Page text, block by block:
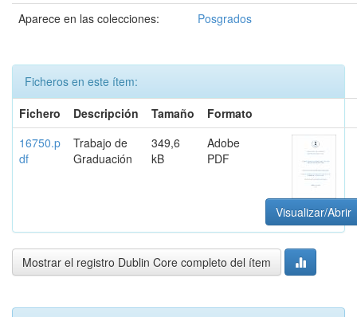
Aparece en las colecciones:
Posgrados
Ficheros en este ítem:
Fichero
Descripción Tamaño
Formato
16750.p
df
Trabajo de
Graduación
349,6
kB
Adobe
PDF
Visualizar/Abrir
Mostrar el registro Dublin Core completo del ítem